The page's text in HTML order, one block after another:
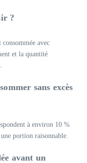
?
avec
et la quantité
sans excès
à environ 10 %
portion raisonnable.
avant un